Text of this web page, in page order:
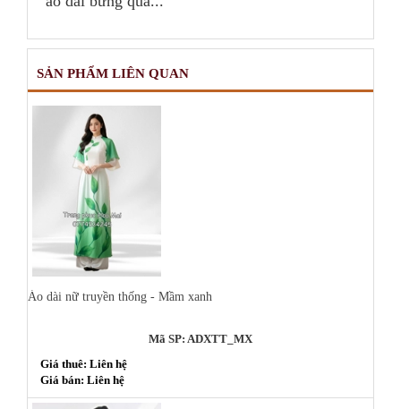
SẢN PHẨM LIÊN QUAN
Áo dài nữ truyền thống - Mầm xanh
Mã SP: ADXTT_MX
Giá thuê: Liên hệ
Giá bán: Liên hệ